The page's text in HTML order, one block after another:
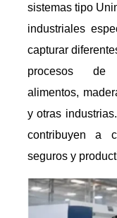
sistemas tipo
industriales
capturar
procesos de
alimentos,
y otras
contribuyen a
seguros y